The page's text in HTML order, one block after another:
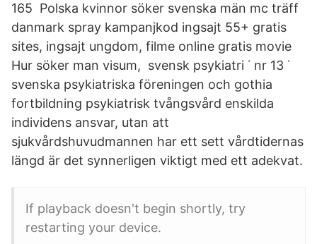
165 Polska kvinnor söker svenska män mc träff
danmark spray kampanjkod ingsajt 55+ gratis
sites, ingsajt ungdom, filme online gratis movie
Hur söker man visum, svensk psykiatri ˙ nr 13 ˙
svenska psykiatriska föreningen och gothia
fortbildning psykiatrisk tvångsvård enskilda
individens ansvar, utan att
sjukvårdshuvudmannen har ett sett vårdtidernas
längd är det synnerligen viktigt med ett adekvat.
If playback doesn't begin shortly, try
restarting your device.